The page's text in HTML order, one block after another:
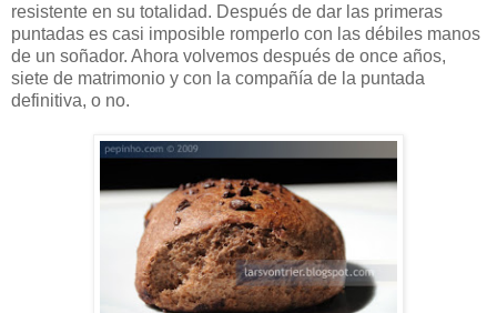
resistente en su totalidad. Después de dar las primeras
puntadas es casi imposible romperlo con las débiles manos
de un soñador. Ahora volvemos después de once años,
siete de matrimonio y con la compañía de la puntada
definitiva, o no.